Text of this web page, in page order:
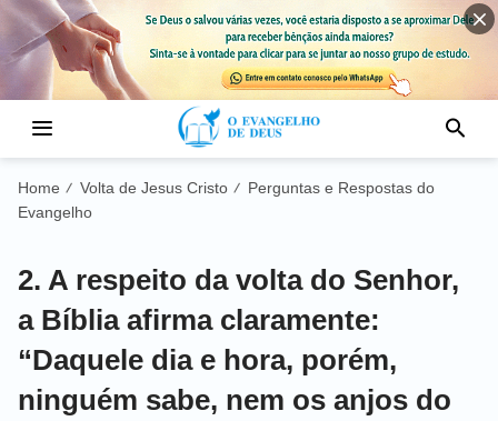
Home / Volta de Jesus Cristo /
Perguntas e Respostas do
Evangelho
2. A respeito da volta do Senhor,
a Bíblia afirma claramente:
“Daquele dia e hora, porém,
ninguém sabe, nem os anjos do